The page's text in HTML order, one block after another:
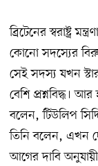
ব্রিটেনের স্বরাষ্ট্র
কোনো সদস্যের
সেই সদস্য যখন
বেশি প্রশ্নবিদ্ধ।
বলেন, টিউলিপ
তিনি বলেন, এখন
আগের দাবি